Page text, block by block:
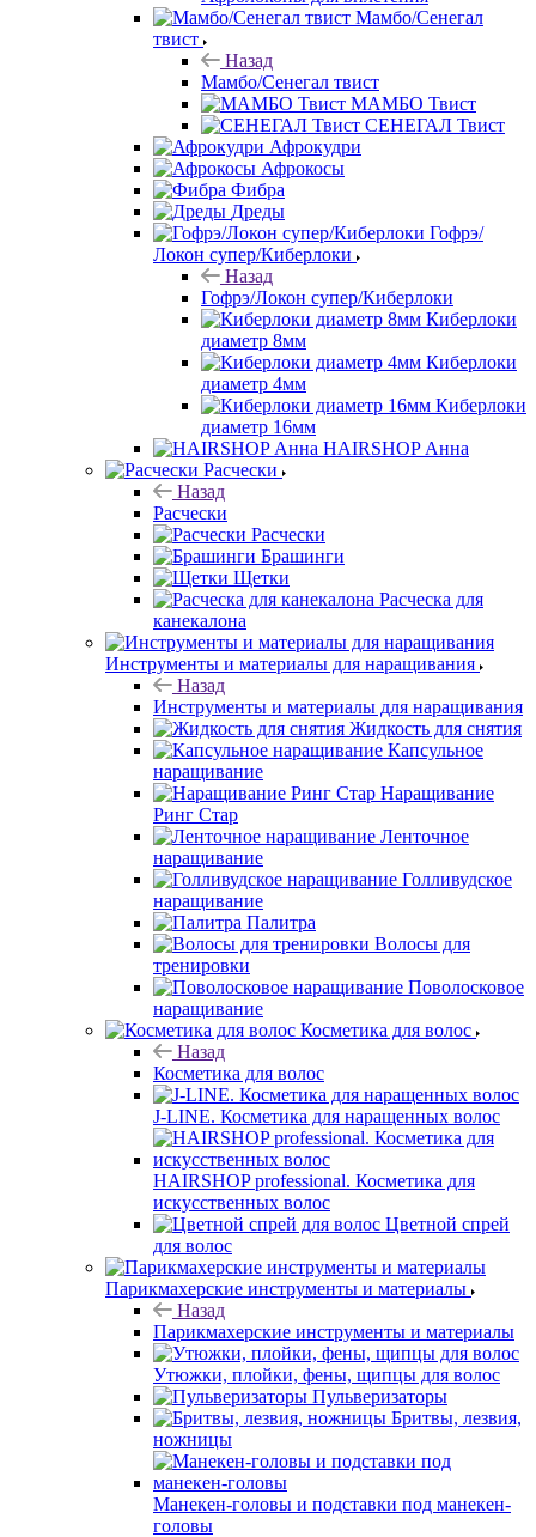
Мамбо/Сенегал
твист
Назад
Мамбо/Сенегал твист
МАМБО Твист
СЕНЕГАЛ Твист
Афрокудри
Афрокосы
Фибра
Дреды
Гофрэ/
Локон супер/Киберлоки
Назад
Гофрэ/Локон супер/Киберлоки
Киберлоки
диаметр 8мм
Киберлоки
диаметр 4мм
Киберлоки
диаметр 16мм
HAIRSHOP Анна
Расчески
Назад
Расчески
Расчески
Брашинги
Щетки
Расческа для
канекалона
Инструменты и материалы для наращивания
Назад
Инструменты и материалы для наращивания
Жидкость для снятия
Капсульное
наращивание
Наращивание
Ринг Стар
Ленточное
наращивание
Голливудское
наращивание
Палитра
Волосы для
тренировки
Поволосковое
наращивание
Косметика для волос
Назад
Косметика для волос
J-LINE. Косметика для наращенных волос
HAIRSHOP professional. Косметика для
искусственных волос
Цветной спрей
для волос
Парикмахерские инструменты и материалы
Назад
Парикмахерские инструменты и материалы
Утюжки, плойки, фены, щипцы для волос
Пульверизаторы
Бритвы, лезвия,
ножницы
Манекен-головы и подставки под манекен-
головы